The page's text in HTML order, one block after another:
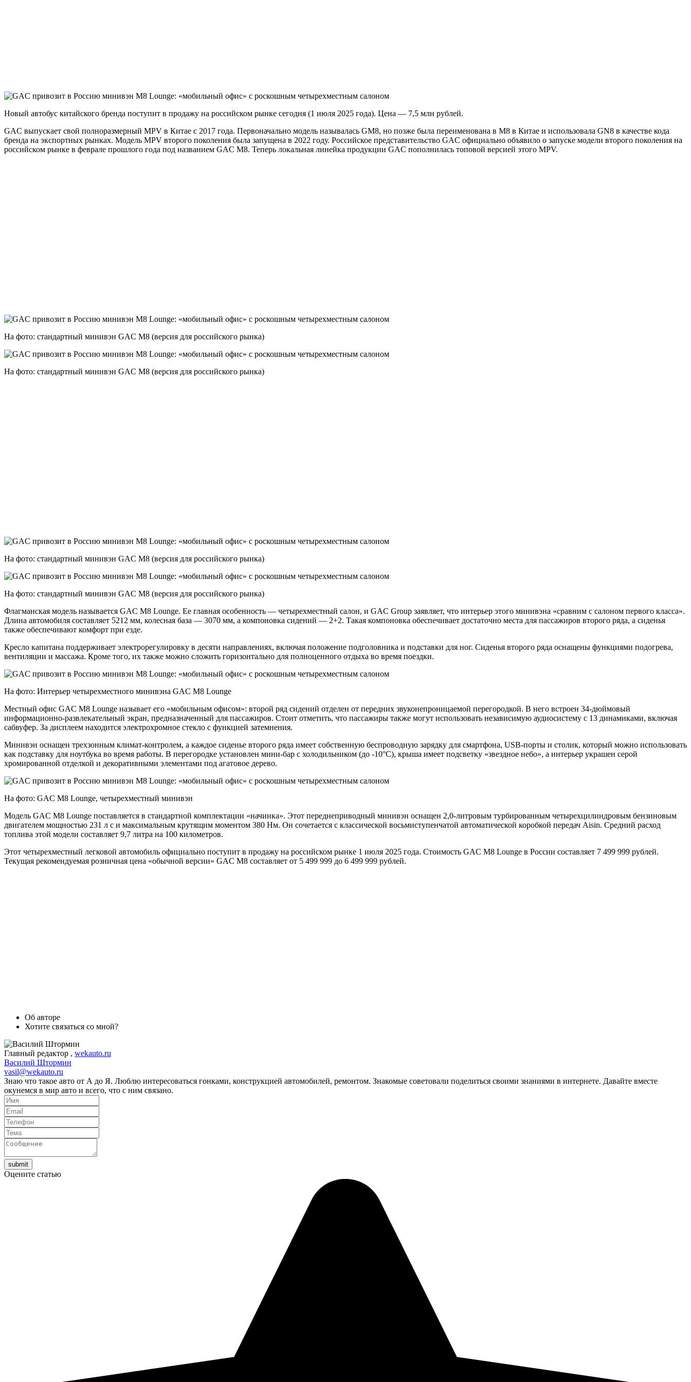
Новый автобус китайского бренда поступит в продажу на российском рынке сегодня (1 июля 2025 года). Цена — 7,5 млн рублей.
GAC выпускает свой полноразмерный MPV в Китае с 2017 года. Первоначально модель называлась GM8, но позже была переименована в M8 в Китае и использовала GN8 в качестве кода
бренда на экспортных рынках. Модель MPV второго поколения была запущена в 2022 году. Российское представительство GAC официально объявило о запуске модели второго поколения на
российском рынке в феврале прошлого года под названием GAC M8. Теперь локальная линейка продукции GAC пополнилась топовой версией этого MPV.
На фото: стандартный минивэн GAC M8 (версия для российского рынка)
На фото: стандартный минивэн GAC M8 (версия для российского рынка)
На фото: стандартный минивэн GAC M8 (версия для российского рынка)
На фото: стандартный минивэн GAC M8 (версия для российского рынка)
Флагманская модель называется GAC M8 Lounge. Ее главная особенность — четырехместный салон, и GAC Group заявляет, что интерьер этого минивэна «сравним с салоном первого класса».
Длина автомобиля составляет 5212 мм, колесная база — 3070 мм, а компоновка сидений — 2+2. Такая компоновка обеспечивает достаточно места для пассажиров второго ряда, а сиденья
также обеспечивают комфорт при езде.
Кресло капитана поддерживает электрорегулировку в десяти направлениях, включая положение подголовника и подставки для ног. Сиденья второго ряда оснащены функциями подогрева,
вентиляции и массажа. Кроме того, их также можно сложить горизонтально для полноценного отдыха во время поездки.
На фото: Интерьер четырехместного минивэна GAC M8 Lounge
Местный офис GAC M8 Lounge называет его «мобильным офисом»: второй ряд сидений отделен от передних звуконепроницаемой перегородкой. В него встроен 34-дюймовый
информационно-развлекательный экран, предназначенный для пассажиров. Стоит отметить, что пассажиры также могут использовать независимую аудиосистему с 13 динамиками, включая
сабвуфер. За дисплеем находится электрохромное стекло с функцией затемнения.
Минивэн оснащен трехзонным климат-контролем, а каждое сиденье второго ряда имеет собственную беспроводную зарядку для смартфона, USB-порты и столик, который можно использовать
как подставку для ноутбука во время работы. В перегородке установлен мини-бар с холодильником (до -10°C), крыша имеет подсветку «звездное небо», а интерьер украшен серой
хромированной отделкой и декоративными элементами под агатовое дерево.
На фото: GAC M8 Lounge, четырехместный минивэн
Модель GAC M8 Lounge поставляется в стандартной комплектации «начинка». Этот переднеприводный минивэн оснащен 2,0-литровым турбированным четырехцилиндровым бензиновым
двигателем мощностью 231 л с и максимальным крутящим моментом 380 Нм. Он сочетается с классической восьмиступенчатой ​​автоматической коробкой передач Aisin. Средний расход
топлива этой модели составляет 9,7 литра на 100 километров.
Этот четырехместный легковой автомобиль официально поступит в продажу на российском рынке 1 июля 2025 года. Стоимость GAC M8 Lounge в России составляет 7 499 999 рублей.
Текущая рекомендуемая розничная цена «обычной версии» GAC M8 составляет от 5 499 999 до 6 499 999 рублей.
Об авторе
Хотите связаться со мной?
Главный редактор , wekauto.ru
Василий Штормин
vasil@wekauto.ru
Знаю что такое авто от А до Я. Люблю интересоваться гонками, конструкцией автомобилей, ремонтом. Знакомые советовали поделиться своими знаниями в интернете. Давайте вместе
окунемся в мир авто и всего, что с ним связано.
Оцените статью